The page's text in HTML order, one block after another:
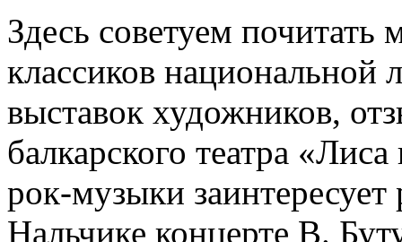
Здесь советуем
классиков национальной
выставок художников,
балкарского театра
рок-музыки
Нальчике концерте В.